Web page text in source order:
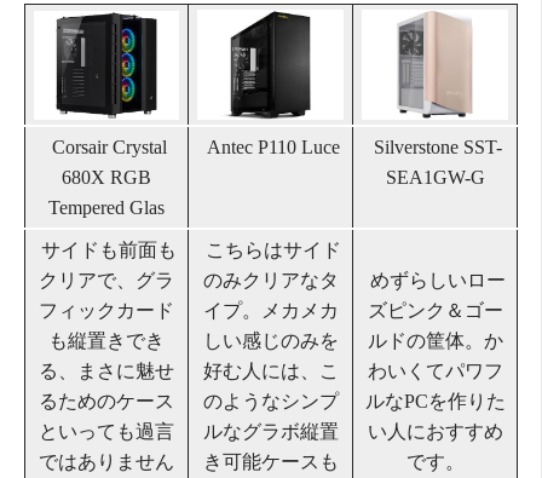
CorsairCrystal
680X RGB
Tempered Glas
Antec P110 Luce Silverstone SST-
SEA1GW-G
サイドも前面も
クリアで、グラ
フィックカード
も縦置きでき
る、まさに魅せ
るためのケース
といっても過言
ではありません
こちらはサイド
のみクリアなタ
イプ。メカメカ
しい感じのみを
好む人には、こ
のようなシンプ
ルなグラボ縦置
き可能ケースも
めずらしいロー
ズピンク＆ゴー
ルドの筐体。か
わいくてパワフ
ルなPCを作りた
い人におすすめ
です。